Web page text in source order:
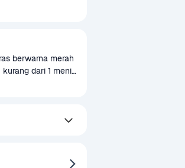
berwarna merah
dari 1 menit